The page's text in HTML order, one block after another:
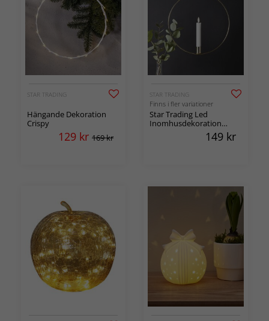
STAR TRADING
Hängande Dekoration
Crispy
129 kr 169 kr
STAR TRADING
Finns i fler variationer
Star Trading Led
Inomhusdekoration
149 kr